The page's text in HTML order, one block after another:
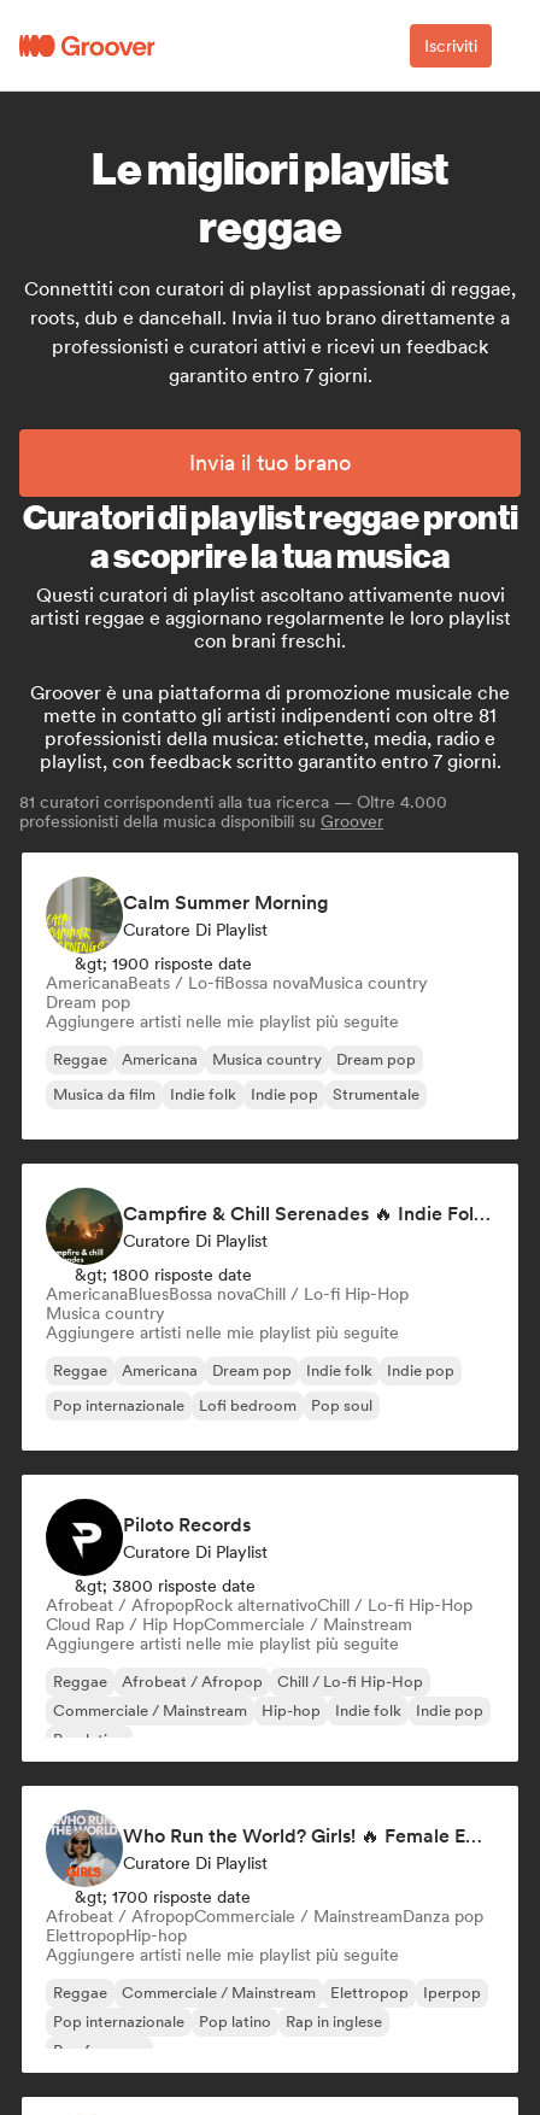
Iscriviti
Le migliori playlist
reggae
Connettiti con curatori di playlist appassionati di reggae,
roots, dub e dancehall. Invia il tuo brano direttamente a
professionisti e curatori attivi e ricevi un feedback
garantito entro 7 giorni.
Invia il tuo brano
Curatori di playlist reggae pronti
a scoprire la tua musica
Questi curatori di playlist ascoltano attivamente nuovi
artisti reggae e aggiornano regolarmente le loro playlist
con brani freschi.
Groover è una piattaforma di promozione musicale che
mette in contatto gli artisti indipendenti con oltre 81
professionisti della musica: etichette, media, radio e
playlist, con feedback scritto garantito entro 7 giorni.
81 curatori corrispondenti alla tua ricerca — Oltre 4.000
professionisti della musica disponibili su Groover
Calm Summer Morning
Curatore Di Playlist
&gt; 1900 risposte date
AmericanaBeats / Lo-fiBossa novaMusica country
Dream pop
Aggiungere artisti nelle mie playlist più seguite
Reggae Americana Musica country
Dream pop
Musica da film
Indie folk Indie pop Strumentale
Campfire & Chill Serenades 🔥 Indie Folk, Acoustic & Singer-Songwriter
Curatore Di Playlist
&gt; 1800 risposte date
AmericanaBluesBossa novaChill / Lo-fi Hip-Hop
Musica country
Aggiungere artisti nelle mie playlist più seguite
Reggae Americana Dream pop Indie folk
Indie pop
Pop internazionale
Lofi bedroom Pop soul
Piloto Records
Curatore Di Playlist
&gt; 3800 risposte date
Afrobeat / AfropopRock alternativoChill / Lo-fi Hip-Hop
Cloud Rap / Hip HopCommerciale / Mainstream
Aggiungere artisti nelle mie playlist più seguite
Reggae Afrobeat / Afropop
Chill / Lo-fi Hip-Hop
Commerciale / Mainstream
Hip-hop Indie folk
Indie pop
Pop latino
Who Run the World? Girls! 🔥 Female Empowerment Pop & Girl-Power Anthems
Curatore Di Playlist
&gt; 1700 risposte date
Afrobeat / AfropopCommerciale / MainstreamDanza pop
ElettropopHip-hop
Aggiungere artisti nelle mie playlist più seguite
Reggae Commerciale / Mainstream Elettropop
Iperpop
Pop internazionale
Pop latino
Rap in inglese
Rap francese